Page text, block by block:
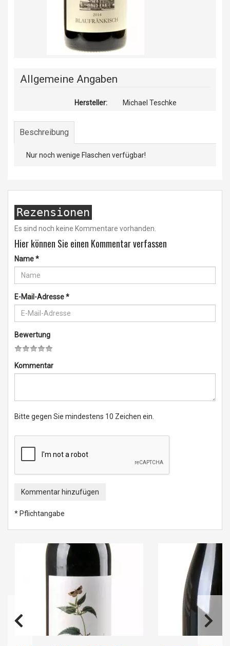
Allgemeine Angaben
Hersteller: Michael Teschke
Beschreibung
Nur noch wenige Flaschen verfügbar!
Rezensionen
Es sind noch keine Kommentare vorhanden.
Hier können Sie einen Kommentar verfassen
Name*
E-Mail-Adresse*
Bewertung
Kommentar
Bitte gegen Sie mindestens 10 Zeichen ein.
Kommentar hinzufügen
* Pflichtangabe